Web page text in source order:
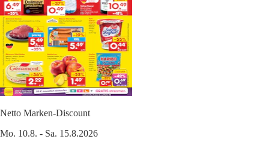
Netto Marken-Discount
Mo. 10.8. - Sa. 15.8.2026